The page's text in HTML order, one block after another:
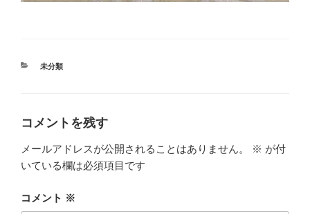
カ
未分類
コメントを残す
メールアドレスが公開されることはありません。 ※ が付
いている欄は必須項目です
コメント ※